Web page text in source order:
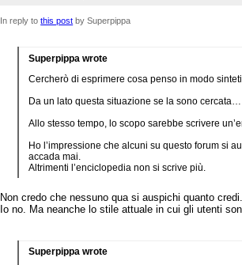
In reply tothis post by Superpippa
Superpippa wrote
Cercherò di esprimere cosa penso in modo
Da un lato questa situazione se la sono
Allo stesso tempo, lo scopo sarebbe scrivere
Ho l’impressione che alcuni su questo forum si
accada mai.
Altrimenti l’enciclopedia non si scrive più.
Non credo che nessuno qua si auspichi quanto credi.
Io no. Ma neanche lo stile attuale in cui gli utenti
Superpippa wrote